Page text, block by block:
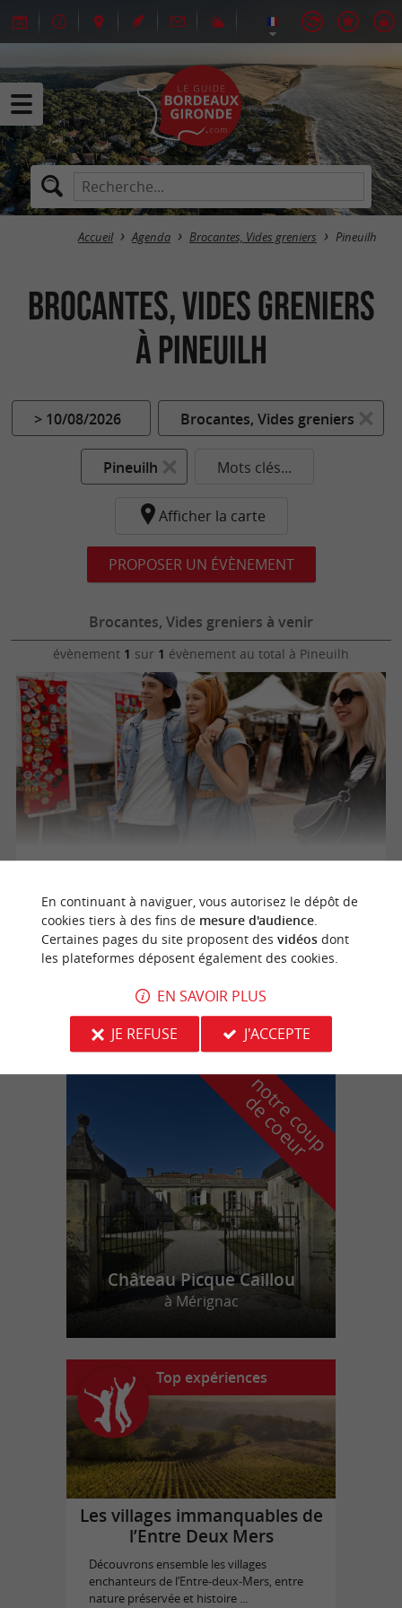
Accueil Agenda Brocantes, Vides greniers Pineuilh
Brocantes, Vides greniers
à Pineuilh
> 10/08/2026 Brocantes, Vides greniers
Pineuilh Mots clés...
Afficher la carte
PROPOSER UN ÉVÈNEMENT
Brocantes, Vides greniers à venir
évènement 1 sur 1 évènement au total à Pineuilh
13/09/2026
Pineuilh
Brocantes, Vides greniers
n
o
t
r
e
c
o
u
p
d
e
c
o
e
u
r
Château Picque Caillou
à Mérignac
Top expériences
Les villages immanquables de
l’Entre Deux Mers
Découvrons ensemble les villages
enchanteurs de l’Entre-deux-Mers, entre
nature préservée et histoire ...
En continuant à naviguer, vous autorisez le dépôt de
cookies tiers à des fins de mesure d'audience.
Certaines pages du site proposent des vidéosdont
les plateformes déposent également des cookies.
EN SAVOIR PLUS
JE REFUSE
J'ACCEPTE